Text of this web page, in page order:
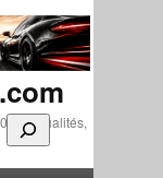
• Actualités,